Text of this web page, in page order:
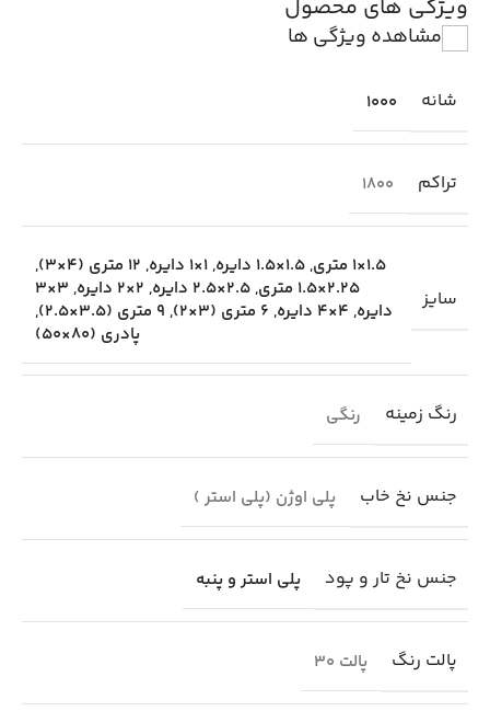
ویژگی های محصول
مشاهده ویژگی ها
شانه 1000
تراکم 1800
سایز
1.5×1 متری ,1.5×1.5 دایره ,1×1 دایره , 12 متری (4×3)
,
2.25×1.5 متری
,2.5×2.5 دایره , 2×2 دایره ,
3×3
دایره, 4×4 دایره , 6 متری (3×2) , 9 متری (3.5×2.5)
,
پادری (80×50)
رنگ زمینه رنگی
جنس نخ خاب پلی اوژن (پلی استر )
جنس نخ تار و پود پلی استر و پنبه
پالت رنگ پالت 30